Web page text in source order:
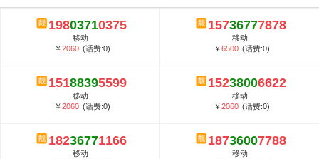
2020​电信最新套餐资费...
5G套餐资费贵吗？与国际相比很低会...
郑州全号网选号流程官方选号平台...
19803710375
移动
￥2060 (话费:0)
15736777878
移动
￥6500 (话费:0)
15188395599
移动
￥2060 (话费:0)
15238006622
移动
￥2060 (话费:0)
18236771166
移动
18736007788
移动